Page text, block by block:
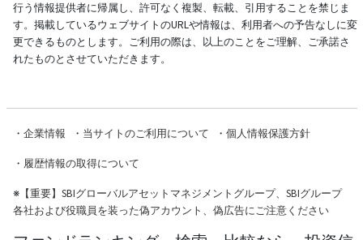
行う情報提供者に帰属し、許可なく複製、転載、引用することを禁じま
す。掲載しているウェブサイトのURLや情報は、利用者への予告なしに変
更できるものとします。ご利用の際は、以上のことをご理解、ご承諾さ
れたものとさせていただきます。
・ 企業情報 ・ 当サイトのご利用について ・ 個人情報保護方針
・ 履歴情報の取得について
※【重要】SBIグローバルアセットマネジメントグループ、SBIグループ
各社および役職員を装った偽アカウント、偽広告にご注意ください